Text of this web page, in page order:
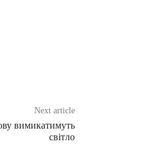
Next article
вимикатимуть
світло